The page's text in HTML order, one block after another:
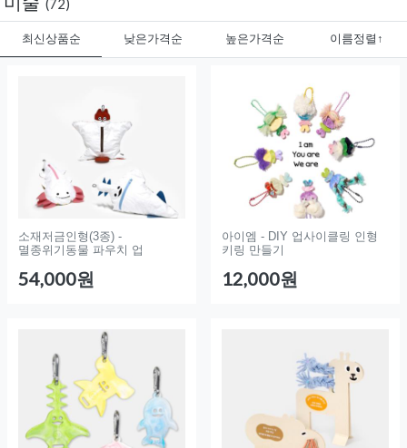
(72)
최신상품순 낮은가격순 높은가격순 이름정렬↑
소재저금인형(3종) -
멸종위기동물 파우치 업
54,000원
아이엠 - DIY 업사이클링 인형
키링 만들기
12,000원